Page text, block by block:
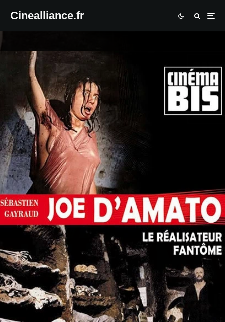
Cinealliance.fr